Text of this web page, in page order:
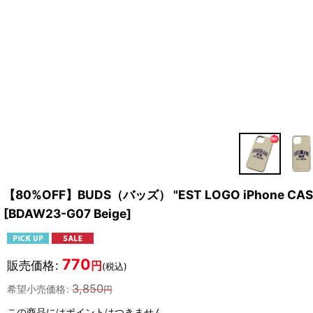
【80%OFF】BUDS（バッズ） "EST LOGO iPhone
[BDAW23-G07 Beige]
販売価格: 770 円 (税込)
希望小売価格: 3,850円